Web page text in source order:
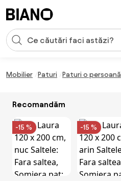
Introducerea căutării
Mobilier Paturi Paturi o persoană
Recomandăm
-15 % -15 %